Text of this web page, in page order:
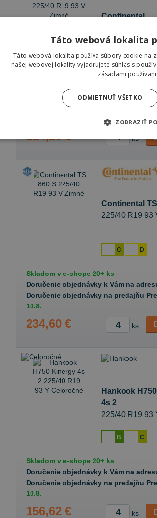
Continental
225/40 R19 93
B C
Doručenie objednávky k Vám na
Doručenie objednávky na predajňu
214,20 € ks
Continental
225/40 R19 93
C D
Skladom v e-shope 20+ ks
Doručenie objednávky k Vám na
Doručenie objednávky na predajňu
10.8.
234,60 € ks
Hankook
4s 2
225/40 R19 93
B C
Skladom v e-shope 20+ ks
Doručenie objednávky k Vám na
Doručenie objednávky na predajňu
10.8.
156,62 € ks
Táto webová lokalita
Táto webová lokalita používa súbory cookie na
našej webovej lokality vyjadrujete súhlas s
zásadami
ODMIETNUŤ VŠETKO
ZOBRAZIŤ